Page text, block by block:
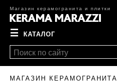
Магазин керамогранита и плитки
☰ КАТАЛОГ
МАГАЗИН КЕРАМОГРАНИТА